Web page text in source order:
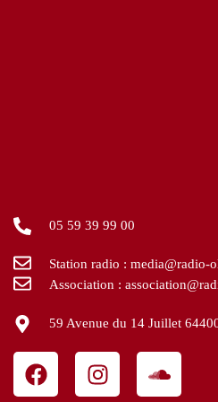
05 59 39 99 00
Station radio : media@radio-
Association :
59 Avenue du 14 Juillet